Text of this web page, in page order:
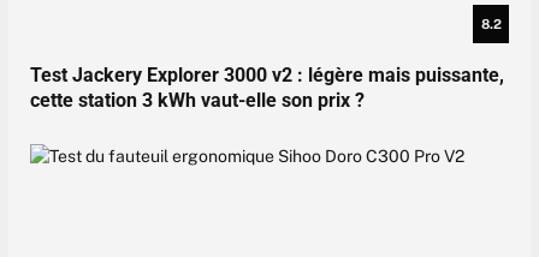
8.2
Test Jackery Explorer 3000 v2 : légère mais puissante,
cette station 3 kWh vaut-elle son prix ?